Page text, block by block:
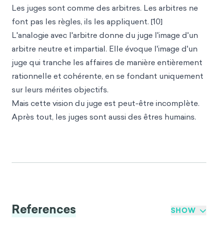
Les juges sont comme des arbitres. Les arbitres ne
font pas les règles, ils les appliquent. [10]
L'analogie avec l'arbitre donne du juge l'image d'un
arbitre neutre et impartial. Elle évoque l'image d'un
juge qui tranche les affaires de manière entièrement
rationnelle et cohérente, en se fondant uniquement
sur leurs mérites objectifs.
Mais cette vision du juge est peut-être incomplète.
Après tout, les juges sont aussi des êtres humains.
References SHOW